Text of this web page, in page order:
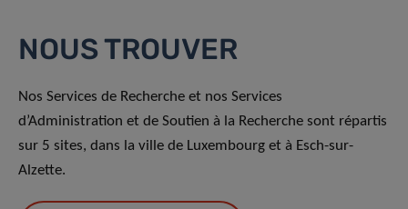
NOUS TROUVER
Nos Services de Recherche et nos Services
d’Administration et de Soutien à la Recherche sont répartis
sur 5 sites, dans la ville de Luxembourg et à Esch-sur-
Alzette.